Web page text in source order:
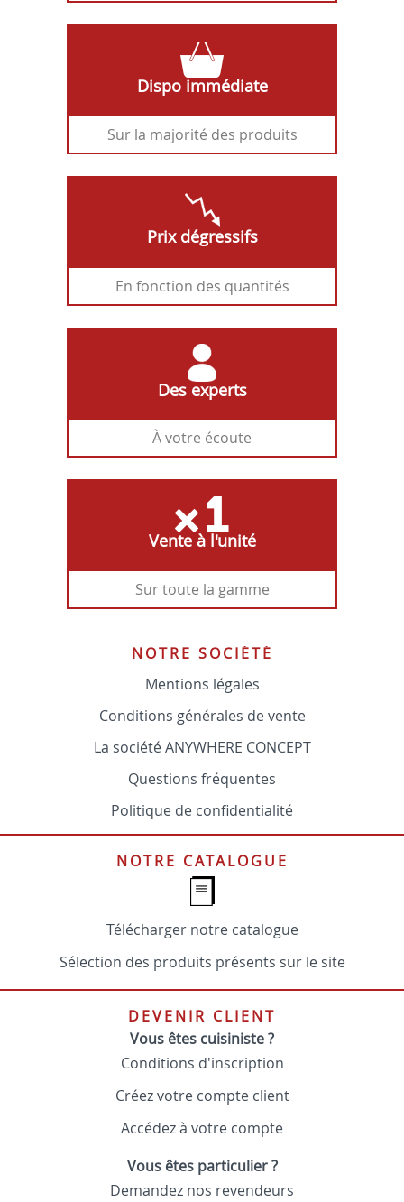
Dispo immédiate
Sur la majorité des produits
Prix dégressifs
En fonction des quantités
Des experts
À votre écoute
Vente à l'unité
Sur toute la gamme
NOTRE SOCIÉTÉ
Mentions légales
Conditions générales de vente
La société ANYWHERE CONCEPT
Questions fréquentes
Politique de confidentialité
NOTRE CATALOGUE
Télécharger notre catalogue
Sélection des produits présents sur le site
DEVENIR CLIENT
Vous êtes cuisiniste ?
Conditions d'inscription
Créez votre compte client
Accédez à votre compte
Vous êtes particulier ?
Demandez nos revendeurs